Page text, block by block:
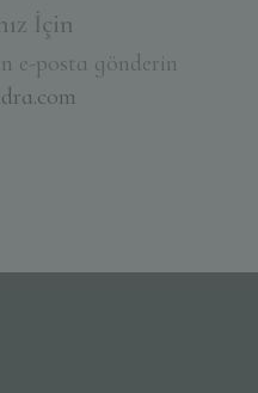
İçin
e-posta gönderin